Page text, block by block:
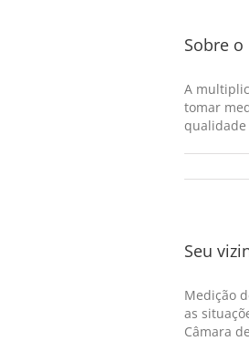
Sobre o
A
tomar
qualidade
Seu
Medição
as
Câmara